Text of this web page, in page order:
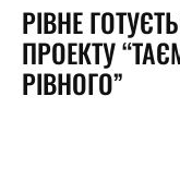
РІВНЕ
ПРОЕКТУ
РІВНОГО”